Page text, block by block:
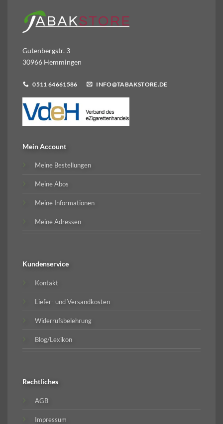
Gutenbergstr. 3
30966 Hemmingen
0511 64661586 INFO@TABAKSTORE.DE
Mein Account
Meine Bestellungen
Meine Abos
Meine Informationen
Meine Adressen
Kundenservice
Kontakt
Liefer- und Versandkosten
Widerrufsbelehrung
Blog/Lexikon
Rechtliches
AGB
Impressum